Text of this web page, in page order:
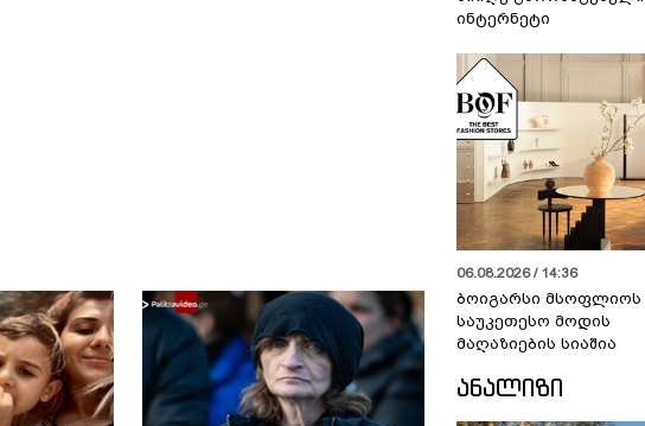
ინტერნეტი
06.08.2026 / 14:36
ბოიგარსი მსოფლიოს
საუკეთესო მოდის
მაღაზიების სიაშია
ᲐᲜᲐᲚᲘᲖᲘ